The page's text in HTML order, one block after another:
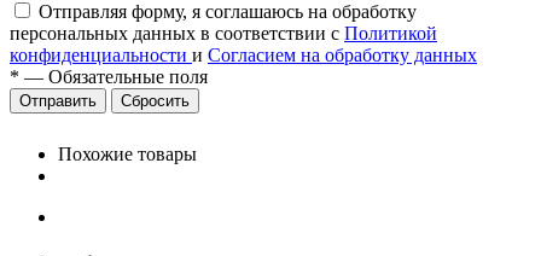
Отправляя форму, я соглашаюсь на обработку
персональных данных в соответствии с Политикой
конфиденциальности и Согласием на обработку данных
* — Обязательные поля
Сбросить
Похожие товары